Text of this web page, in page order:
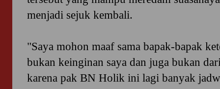
menjadi sejuk kembali.
"Saya mohon maaf sama bapak-bapak
bukan keinginan saya dan juga bukan
karena pak BN Holik ini lagi banyak